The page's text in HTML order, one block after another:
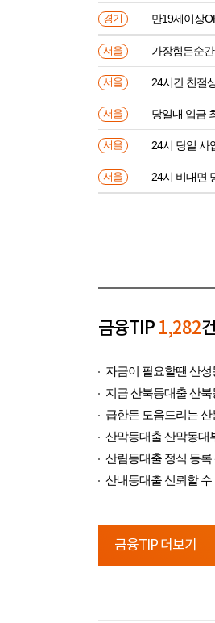
경기 만19세이상
서울 가장힘든순
서울 24시간 친절
서울 당일내 입금
서울 24시 당일 사
서울 24시 비대면
금융TIP 1,282건
자금이 필요할땐 산성
지금 산북동대출 산북
급한돈 도움드리는 산
산막동대출 산막동대
산림동대출 정식 등록
산내동대출 신뢰할 수
금융TIP 더보기